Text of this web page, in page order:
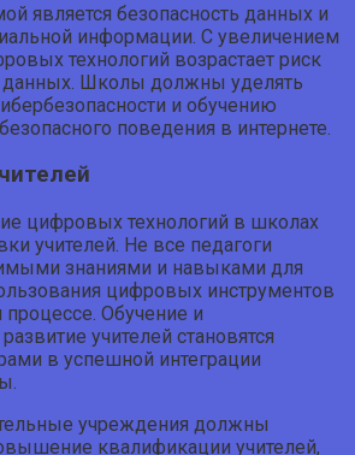
является безопасность данных и
информации. С увеличением
технологий возрастает риск
данных. Школы должны уделять
и обучению
поведения в интернете.
цифровых технологий в школах
учителей. Не все педагоги
знаниями и навыками для
цифровых инструментов
Обучение и
учителей становятся
в успешной интеграции
учреждения должны
квалификации учителей,